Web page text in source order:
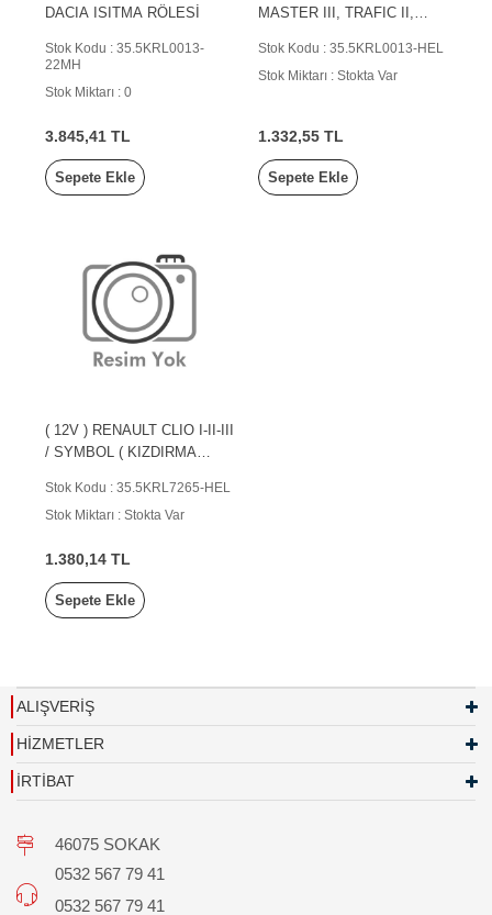
DACIA ISITMA RÖLESİ
Stok Kodu : 35.5KRL0013-
22MH
Stok Miktarı : 0
3.845,41 TL
Sepete Ekle
MASTER III, TRAFIC II,
Stok Kodu : 35.5KRL0013-HEL
Stok Miktarı : Stokta Var
1.332,55 TL
Sepete Ekle
( 12V ) RENAULT CLIO I-II-III
/ SYMBOL ( KIZDIRMA
Stok Kodu : 35.5KRL7265-HEL
Stok Miktarı : Stokta Var
1.380,14 TL
Sepete Ekle
ALIŞVERİŞ
HİZMETLER
İRTİBAT
46075 SOKAK
0532 567 79 41
0532 567 79 41